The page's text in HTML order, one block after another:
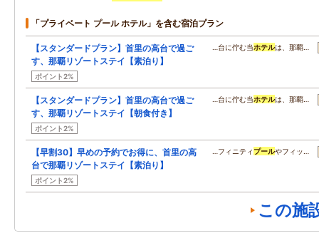
「プライベート プール ホテル」を含む宿泊プラン
【スタンダードプラン】首里の高台で過ご
す、那覇リゾートステイ【素泊り】
ポイント2%
…台に佇む当ホテルは、那覇…
【スタンダードプラン】首里の高台で過ご
す、那覇リゾートステイ【朝食付き】
ポイント2%
…台に佇む当ホテルは、那覇…
【早割30】早めの予約でお得に、首里の高
台で那覇リゾートステイ【素泊り】
ポイント2%
…フィニティ プールやフィッ…
この施